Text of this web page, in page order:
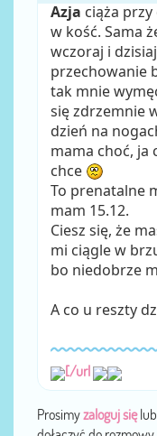
Azja ciąża
w kość. Sama
wczoraj i
przechowanie
tak mnie
się zdrzemnie
dzień na
mama choć, ja
chce
To prenatalne
mam 15.12.
Ciesz się, że
mi ciągle w
bo niedobrze
A co u reszty
[/url
Prosimyzaloguj sięlub